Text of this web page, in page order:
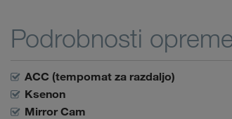
Podrobnosti
ACC (tempomat za razdaljo)
Ksenon
Mirror Cam